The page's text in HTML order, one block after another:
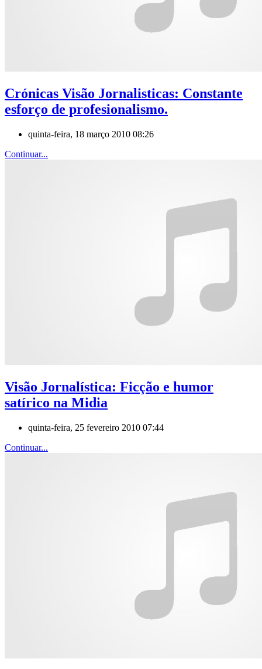
Crónicas Visão Jornalisticas: Constante
esforço de profesionalismo.
quinta-feira, 18 março 2010 08:26
Continuar...
Visão Jornalística: Ficção e humor
satírico na Midia
quinta-feira, 25 fevereiro 2010 07:44
Continuar...